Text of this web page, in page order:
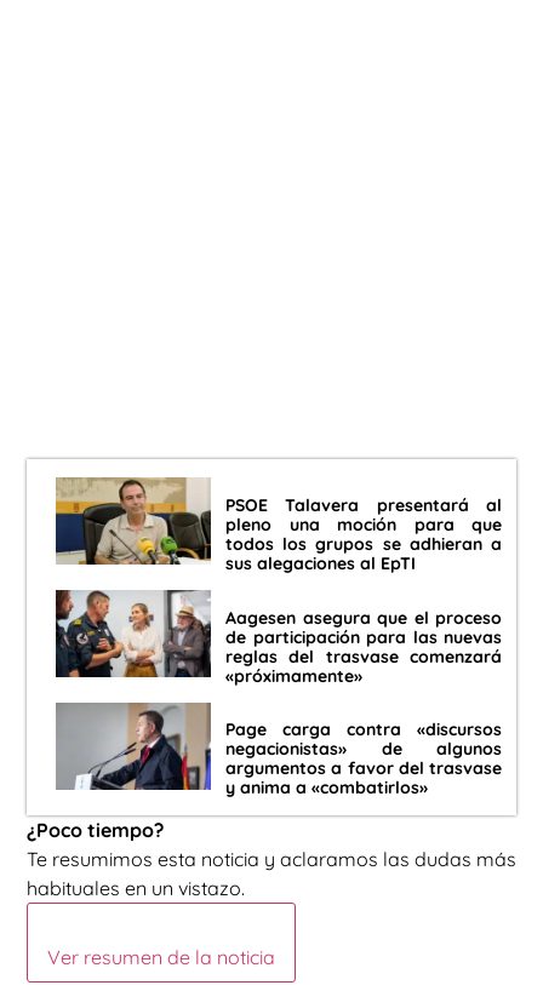
PSOE Talavera presentará al
pleno una moción para que
todos los grupos se adhieran a
sus alegaciones al EpTI
Aagesen asegura que el proceso
de participación para las nuevas
reglas del trasvase comenzará
«próximamente»
Page carga contra «discursos
negacionistas» de algunos
argumentos a favor del trasvase
y anima a «combatirlos»
¿Poco tiempo?
Te resumimos esta noticia y aclaramos las dudas más
habituales en un vistazo.
Ver resumen de la noticia